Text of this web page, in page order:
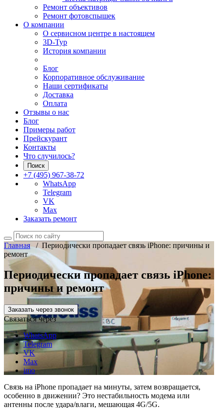
Ремонт объективов
Ремонт фотовспышек
О компании
О сервисном центре в настоящем
3D-Тур
История компании
Блог
Корпоративное обслуживание
Наши сертификаты
Доставка
Оплата
Отзывы о нас
Блог
Примеры работ
Прейскурант
Контакты
Что случилось?
Поиск
+7 (495) 967-38-72
WhatsApp
Telegram
VK
Max
Заказать ремонт
Главная/ Периодически пропадает связь iPhone: причины и
ремонт
Периодически пропадает связь iPhone:
причины и ремонт
Заказать через звонок
Связаться через
WhatsApp
Telegram
VK
Max
imo
Связь на iPhone пропадает на минуты, затем возвращается,
особенно в движении? Это нестабильность модема или
антенны после удара/влаги, мешающая 4G/5G.